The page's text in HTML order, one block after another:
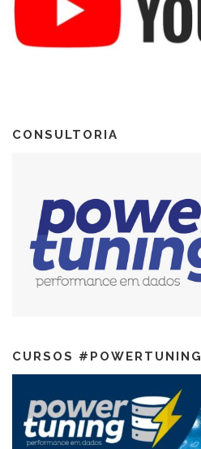
CONSULTORIA
CURSOS #POWERTUNING